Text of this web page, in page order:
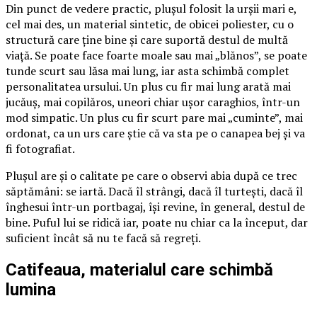
Din punct de vedere practic, plușul folosit la urșii mari e,
cel mai des, un material sintetic, de obicei poliester, cu o
structură care ține bine și care suportă destul de multă
viață. Se poate face foarte moale sau mai „blănos”, se poate
tunde scurt sau lăsa mai lung, iar asta schimbă complet
personalitatea ursului. Un plus cu fir mai lung arată mai
jucăuș, mai copilăros, uneori chiar ușor caraghios, într-un
mod simpatic. Un plus cu fir scurt pare mai „cuminte”, mai
ordonat, ca un urs care știe că va sta pe o canapea bej și va
fi fotografiat.
Plușul are și o calitate pe care o observi abia după ce trec
săptămâni: se iartă. Dacă îl strângi, dacă îl turtești, dacă îl
înghesui într-un portbagaj, își revine, în general, destul de
bine. Puful lui se ridică iar, poate nu chiar ca la început, dar
suficient încât să nu te facă să regreți.
Catifeaua, materialul care schimbă
lumina